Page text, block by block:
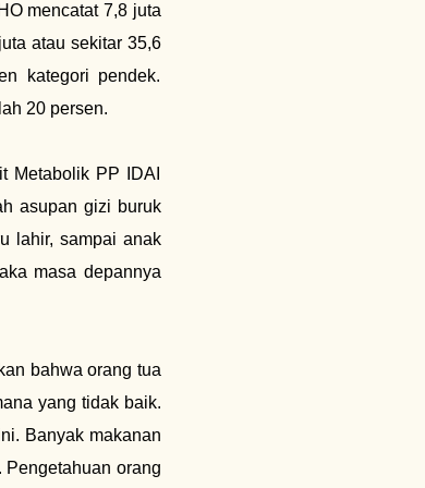
mencatat 7,8 juta
atau sekitar 35,6
kategori pendek.
20 persen.
Metabolik PP IDAI
asupan gizi buruk
lahir, sampai anak
masa depannya
bahwa orang tua
yang tidak baik.
Banyak makanan
Pengetahuan orang